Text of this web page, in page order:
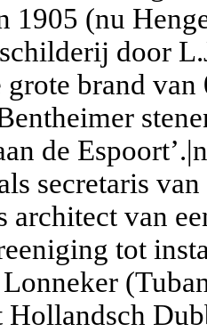
1905 (nu
door
grote brand
de
secretaris
architect van
tot